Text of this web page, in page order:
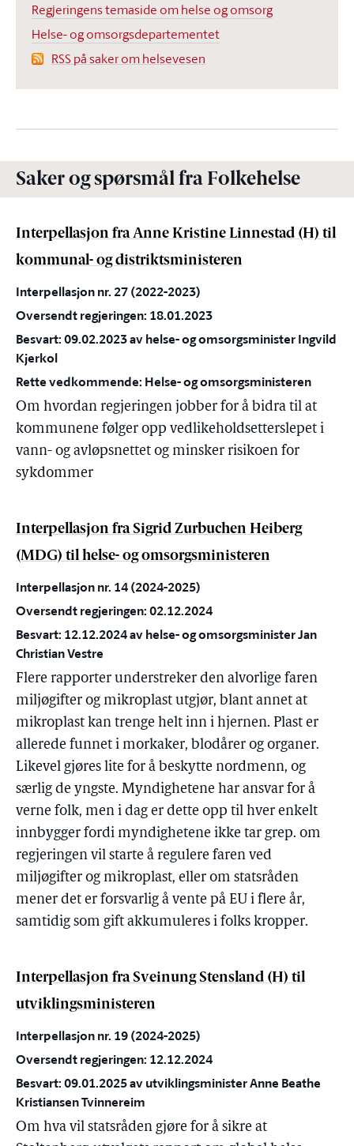
Regjeringens temaside om helse og omsorg
Helse- og omsorgsdepartementet
RSS på saker om helsevesen
Saker og spørsmål fra Folkehelse
Interpellasjon fra Anne Kristine Linnestad (H) til
kommunal- og distriktsministeren
Interpellasjon nr. 27 (2022-2023)
Oversendt regjeringen: 18.01.2023
Besvart: 09.02.2023 av helse- og omsorgsminister Ingvild
Kjerkol
Rette vedkommende: Helse- og omsorgsministeren
Om hvordan regjeringen jobber for å bidra til at
kommunene følger opp vedlikeholdsetterslepet i
vann- og avløpsnettet og minsker risikoen for
sykdommer
Interpellasjon fra Sigrid Zurbuchen Heiberg
(MDG) til helse- og omsorgsministeren
Interpellasjon nr. 14 (2024-2025)
Oversendt regjeringen: 02.12.2024
Besvart: 12.12.2024 av helse- og omsorgsminister Jan
Christian Vestre
Flere rapporter understreker den alvorlige faren
miljøgifter og mikroplast utgjør, blant annet at
mikroplast kan trenge helt inn i hjernen. Plast er
allerede funnet i morkaker, blodårer og organer.
Likevel gjøres lite for å beskytte nordmenn, og
særlig de yngste. Myndighetene har ansvar for å
verne folk, men i dag er dette opp til hver enkelt
innbygger fordi myndighetene ikke tar grep. om
regjeringen vil starte å regulere faren ved
miljøgifter og mikroplast, eller om statsråden
mener det er forsvarlig å vente på EU i flere år,
samtidig som gift akkumuleres i folks kropper.
Interpellasjon fra Sveinung Stensland (H) til
utviklingsministeren
Interpellasjon nr. 19 (2024-2025)
Oversendt regjeringen: 12.12.2024
Besvart: 09.01.2025 av utviklingsminister Anne Beathe
Kristiansen Tvinnereim
Om hva vil statsråden gjøre for å sikre at